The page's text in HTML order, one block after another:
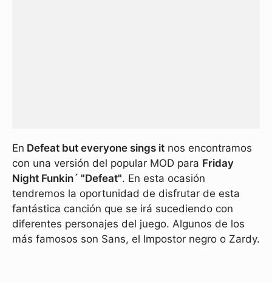
En Defeat but everyone sings it nos encontramos
con una versión del popular MOD para Friday
Night Funkin´ "Defeat". En esta ocasión
tendremos la oportunidad de disfrutar de esta
fantástica canción que se irá sucediendo con
diferentes personajes del juego. Algunos de los
más famosos son Sans, el Impostor negro o Zardy.